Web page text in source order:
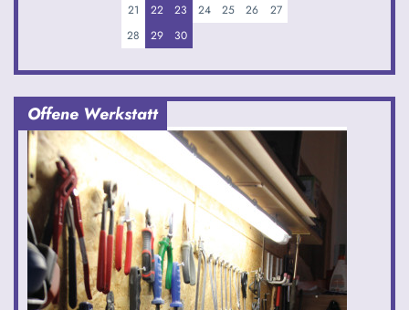
21
22 23 24 25 26
27
28
29 30
Offene Werkstatt